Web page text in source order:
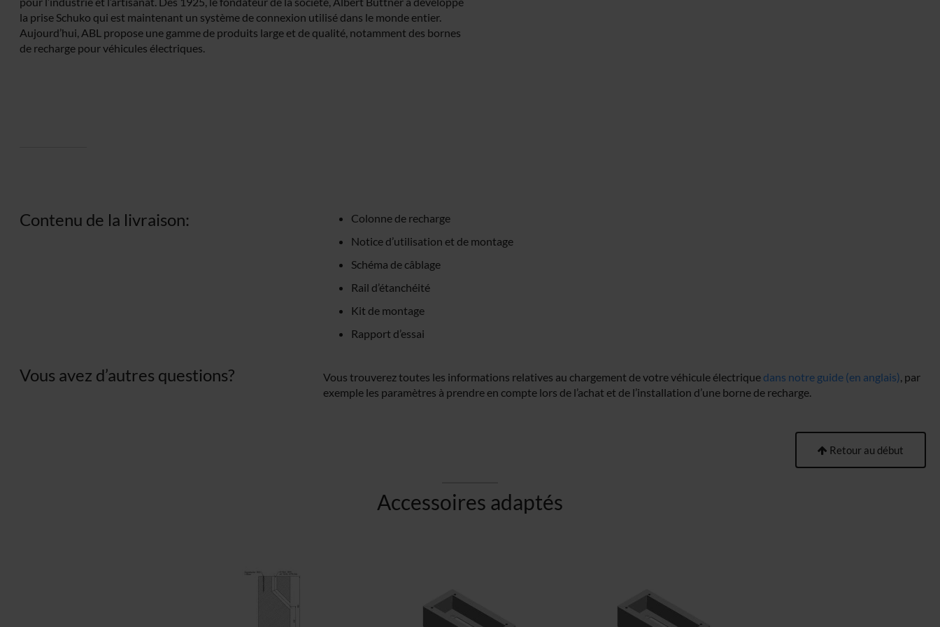
la prise Schuko qui est maintenant un système de connexion utilisé dans le monde entier.
Aujourd’hui, ABL propose une gamme de produits large et de qualité, notamment des bornes
de recharge pour véhicules électriques.
Contenu de la livraison:
Colonne de recharge
Notice d’utilisation et de montage
Schéma de câblage
Rail d’étanchéité
Kit de montage
Rapport d’essai
Vous avez d’autres questions? Vous trouverez toutes les informations relatives au chargement de votre véhicule électrique dans notre guide (en anglais), par
exemple les paramètres à prendre en compte lors de l’achat et de l’installation d’une borne de recharge.
Retour au début
Accessoires adaptés